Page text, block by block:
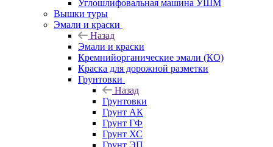
Углошлифовальная машина УШМ
Вышки туры
Эмали и краски
Назад
Эмали и краски
Кремнийорганические эмали (КО)
Краска для дорожной разметки
Грунтовки
Назад
Грунтовки
Грунт АК
Грунт ГФ
Грунт ХС
Грунт ЭП